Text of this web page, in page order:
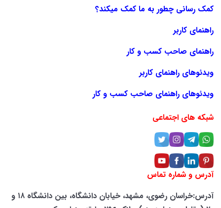
کمک رسانی چطور به ما کمک میکند؟
راهنمای کاربر
راهنمای صاحب کسب و کار
ویدئوهای راهنمای کاربر
ویدئوهای راهنمای صاحب کسب و کار
شبکه های اجتماعی
آدرس و شماره تماس
آدرس:خراسان رضوی، مشهد، خیابان دانشگاه، بین دانشگاه ۱۸ و